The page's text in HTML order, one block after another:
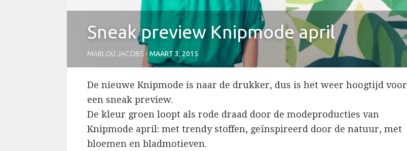
Sneak preview Knipmode april
MARLOU JACOBS MAART 3, 2015
De nieuwe Knipmode is naar de drukker, dus is het weer hoogtijd voor
een sneak preview.
De kleur groen loopt als rode draad door de modeproducties van
Knipmode april: met trendy stoffen, geïnspireerd door de natuur, met
bloemen en bladmotieven.